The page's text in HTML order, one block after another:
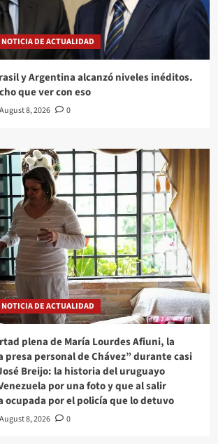
NOTICIA DE ACTUALIDAD
y Argentina alcanzó niveles inéditos.
que ver con eso
August 8, 2026 0
NOTICIA DE ACTUALIDAD
plena de María Lourdes Afiuni, la
presa personal de Chávez” durante casi
Breijo: la historia del uruguayo
por una foto y que al salir
ocupada por el policía que lo detuvo
August 8, 2026 0